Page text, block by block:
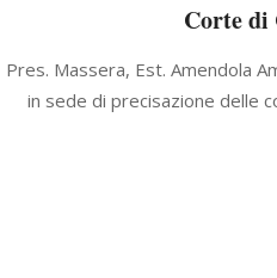
Corte di
12-
Pres. Massera, Est. Amendola
in sede di precisazione delle